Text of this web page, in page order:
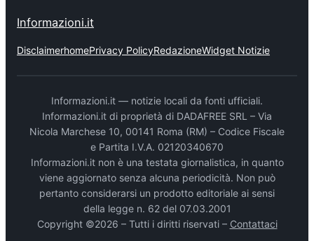
Informazioni.it
DisclaimerhomePrivacy PolicyRedazioneWidget Notizie
Informazioni.it — notizie locali da fonti ufficiali.
Informazioni.it di proprietà di DADAFREE SRL – Via
Nicola Marchese 10, 00141 Roma (RM) – Codice Fiscale
e Partita I.V.A. 02120340670
Informazioni.it non è una testata giornalistica, in quanto
viene aggiornato senza alcuna periodicità. Non può
pertanto considerarsi un prodotto editoriale ai sensi
della legge n. 62 del 07.03.2001
Copyright ©2026 – Tutti i diritti riservati – Contattaci